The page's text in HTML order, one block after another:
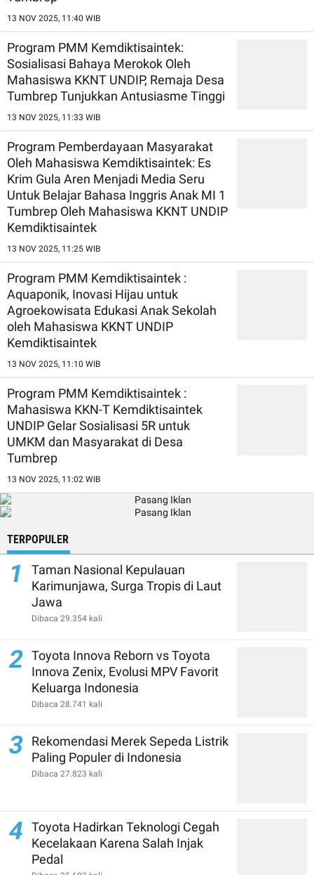
13 NOV 2025, 11:40 WIB
Program PMM Kemdiktisaintek:
Sosialisasi Bahaya Merokok Oleh
Mahasiswa KKNT UNDIP, Remaja Desa
Tumbrep Tunjukkan Antusiasme Tinggi
13 NOV 2025, 11:33 WIB
Program Pemberdayaan Masyarakat
Oleh Mahasiswa Kemdiktisaintek: Es
Krim Gula Aren Menjadi Media Seru
Untuk Belajar Bahasa Inggris Anak MI 1
Tumbrep Oleh Mahasiswa KKNT UNDIP
Kemdiktisaintek
13 NOV 2025, 11:25 WIB
Program PMM Kemdiktisaintek :
Aquaponik, Inovasi Hijau untuk
Agroekowisata Edukasi Anak Sekolah
oleh Mahasiswa KKNT UNDIP
Kemdiktisaintek
13 NOV 2025, 11:10 WIB
Program PMM Kemdiktisaintek :
Mahasiswa KKN-T Kemdiktisaintek
UNDIP Gelar Sosialisasi 5R untuk
UMKM dan Masyarakat di Desa
Tumbrep
13 NOV 2025, 11:02 WIB
TERPOPULER
1
Taman Nasional Kepulauan
Karimunjawa, Surga Tropis di Laut
Jawa
Dibaca 29.354 kali
2 Toyota Innova Reborn vs Toyota
Innova Zenix, Evolusi MPV Favorit
Keluarga Indonesia
Dibaca 28.741 kali
3
Rekomendasi Merek Sepeda Listrik
Paling Populer di Indonesia
Dibaca 27.823 kali
4
Toyota Hadirkan Teknologi Cegah
Kecelakaan Karena Salah Injak
Pedal